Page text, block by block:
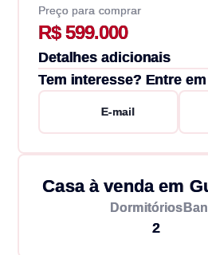
Preço para comprar
R$ 599.000
Detalhes adicionais
Tem interesse? Entre
E-mail
Casa à venda em
Dormitórios
2